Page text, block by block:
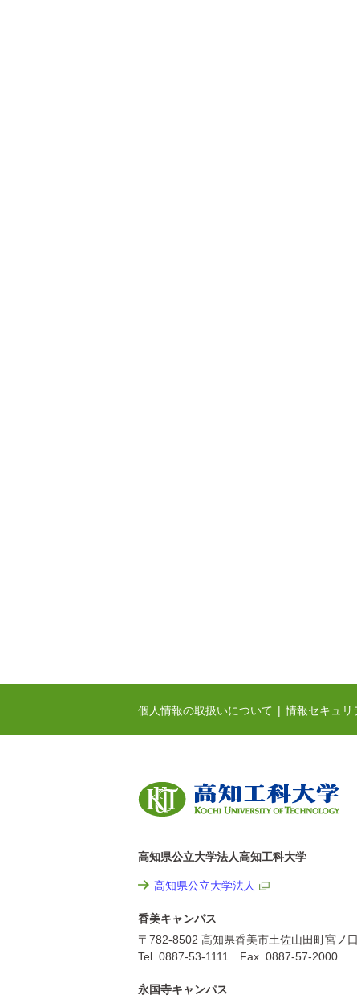
個人情報の取扱いについて 情報セキュリ
高知県公立大学法人高知工科大学
高知県公立大学法人
香美キャンパス
〒782-8502 高知県香美市土佐山田町宮ノ
Tel. 0887-53-1111 Fax. 0887-57-2000
永国寺キャンパス